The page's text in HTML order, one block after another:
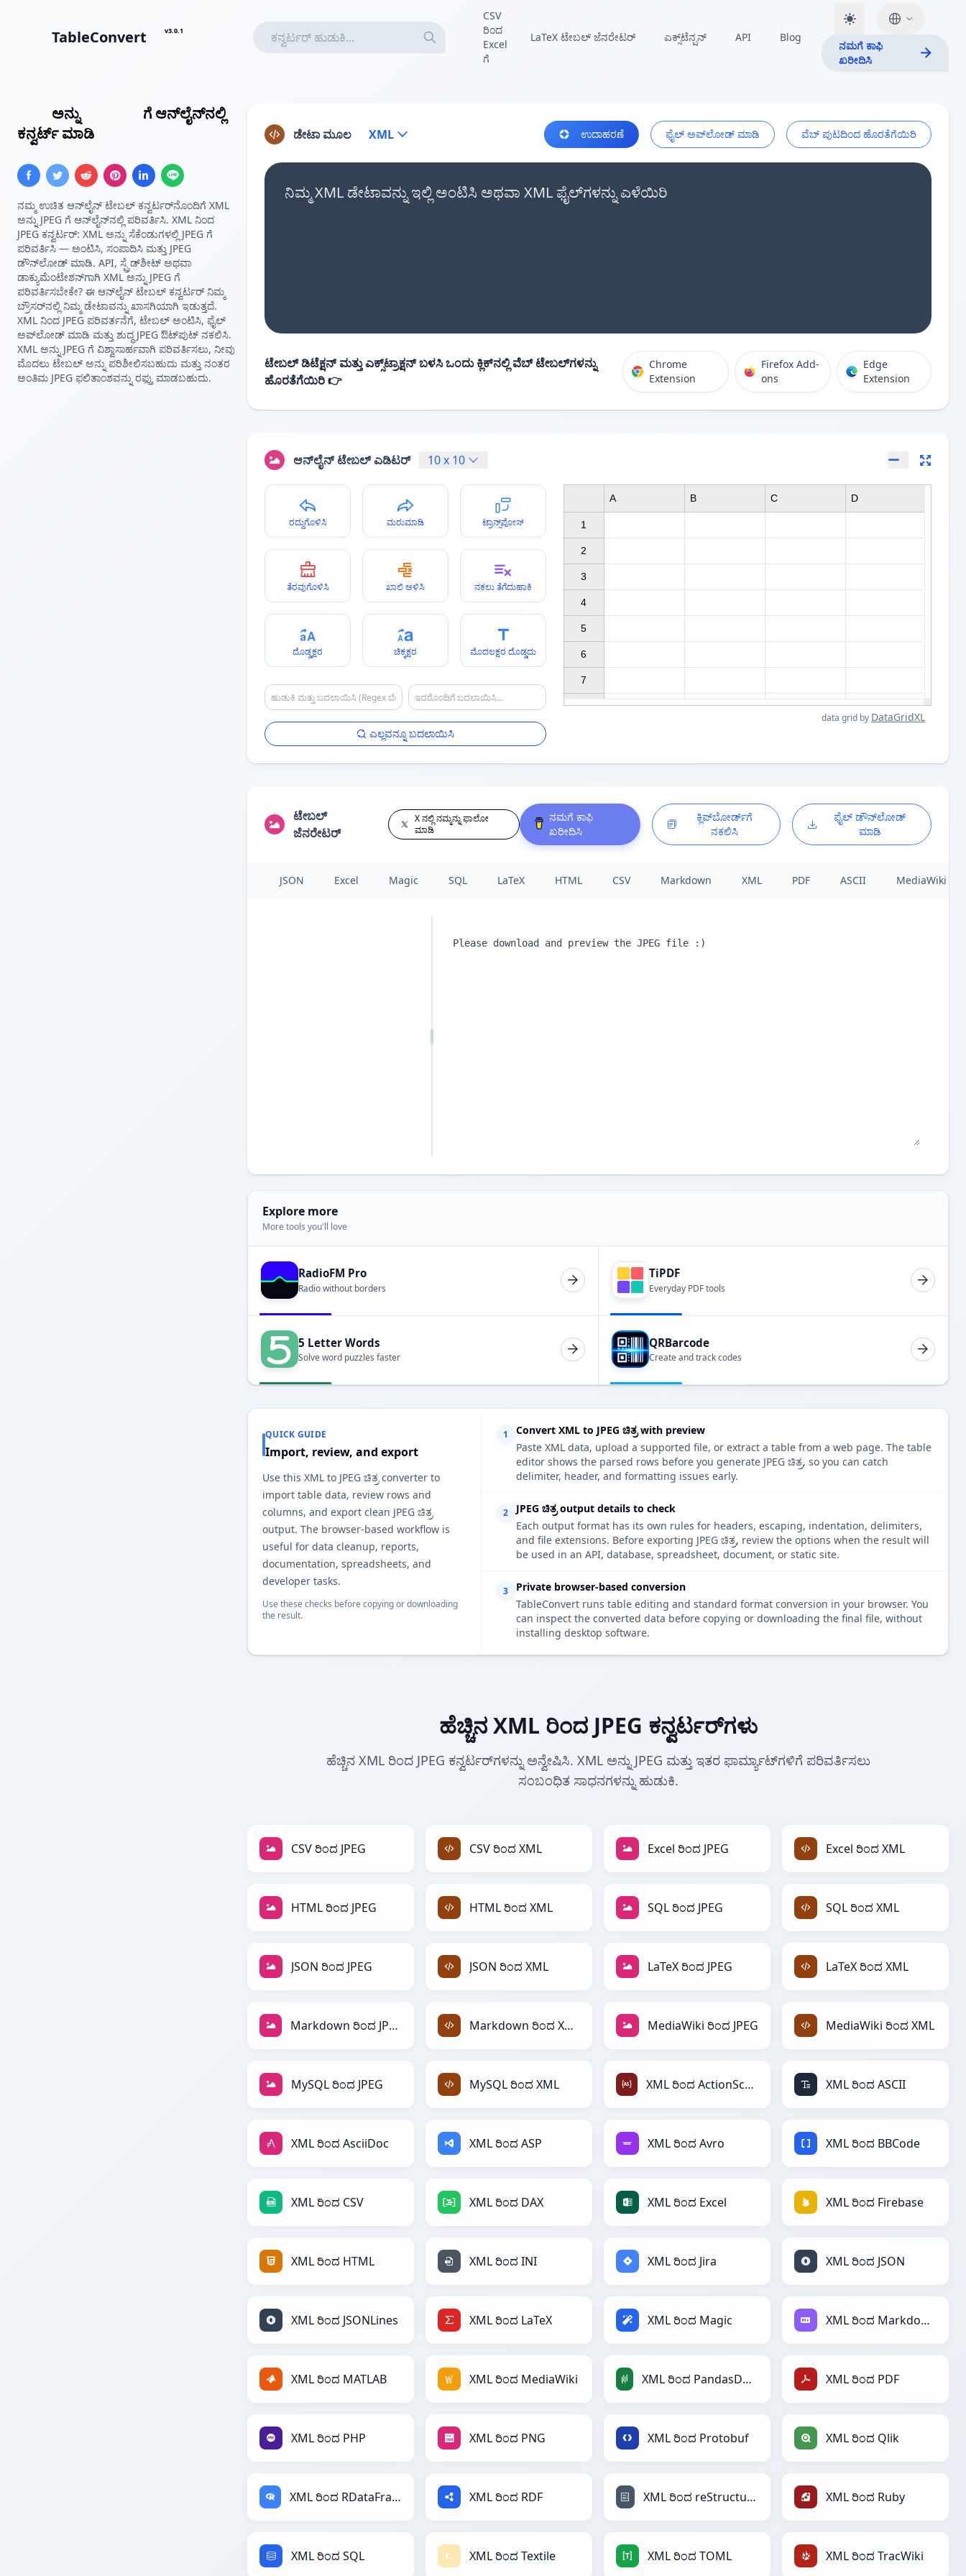
TableConvert v3.0.1
CSV
ರಿಂದ
Excel
ಗೆ
LaTeX ಟೇಬಲ್ ಜೆನರೇಟರ್ ಎಕ್ಸ್‌ಟೆನ್ಷನ್ API Blog
ನಮಗೆ ಕಾಫಿ
ಖರೀದಿಸಿ
ಅನ್ನು
ಗೆ ಆನ್‌ಲೈನ್‌ನಲ್ಲಿ
ಕನ್ವರ್ಟ್ ಮಾಡಿ
ನಮ್ಮ ಉಚಿತ ಆನ್‌ಲೈನ್ ಟೇಬಲ್ ಕನ್ವರ್ಟರ್‌ನೊಂದಿಗೆ XML
ಅನ್ನು JPEG ಗೆ ಆನ್‌ಲೈನ್‌ನಲ್ಲಿ ಪರಿವರ್ತಿಸಿ. XML ನಿಂದ
JPEG ಕನ್ವರ್ಟರ್: XML ಅನ್ನು ಸೆಕೆಂಡುಗಳಲ್ಲಿ JPEG ಗೆ
ಪರಿವರ್ತಿಸಿ — ಅಂಟಿಸಿ, ಸಂಪಾದಿಸಿ ಮತ್ತು JPEG
ಡೌನ್‌ಲೋಡ್ ಮಾಡಿ. API, ಸ್ಪ್ರೆಡ್‌ಶೀಟ್ ಅಥವಾ
ಡಾಕ್ಯುಮೆಂಟೇಶನ್‌ಗಾಗಿ XML ಅನ್ನು JPEG ಗೆ
ಪರಿವರ್ತಿಸಬೇಕೇ? ಈ ಆನ್‌ಲೈನ್ ಟೇಬಲ್ ಕನ್ವರ್ಟರ್ ನಿಮ್ಮ
ಬ್ರೌಸರ್‌ನಲ್ಲಿ ನಿಮ್ಮ ಡೇಟಾವನ್ನು ಖಾಸಗಿಯಾಗಿ ಇಡುತ್ತದೆ.
XML ನಿಂದ JPEG ಪರಿವರ್ತನೆಗೆ, ಟೇಬಲ್ ಅಂಟಿಸಿ, ಫೈಲ್
ಅಪ್‌ಲೋಡ್ ಮಾಡಿ ಮತ್ತು ಶುದ್ಧ JPEG ಔಟ್‌ಪುಟ್ ನಕಲಿಸಿ.
XML ಅನ್ನು JPEG ಗೆ ವಿಶ್ವಾಸಾರ್ಹವಾಗಿ ಪರಿವರ್ತಿಸಲು, ನೀವು
ಮೊದಲು ಟೇಬಲ್ ಅನ್ನು ಪರಿಶೀಲಿಸಬಹುದು ಮತ್ತು ನಂತರ
ಅಂತಿಮ JPEG ಫಲಿತಾಂಶವನ್ನು ರಫ್ತು ಮಾಡಬಹುದು.
ಡೇಟಾ ಮೂಲ XML ಉದಾಹರಣೆ ಫೈಲ್ ಅಪ್‌ಲೋಡ್ ಮಾಡಿ ವೆಬ್ ಪುಟದಿಂದ ಹೊರತೆಗೆಯಿರಿ
ನಿಮ್ಮ XML ಡೇಟಾವನ್ನು ಇಲ್ಲಿ ಅಂಟಿಸಿ ಅಥವಾ XML ಫೈಲ್‌ಗಳನ್ನು ಎಳೆಯಿರಿ
ಟೇಬಲ್ ಡಿಟೆಕ್ಷನ್ ಮತ್ತು ಎಕ್ಸ್‌ಟ್ರಾಕ್ಷನ್ ಬಳಸಿ ಒಂದು ಕ್ಲಿಕ್‌ನಲ್ಲಿ ವೆಬ್ ಟೇಬಲ್‌ಗಳನ್ನು
ಹೊರತೆಗೆಯಿರಿ 👉
Chrome
Extension
Firefox Add-
ons
Edge
Extension
ಆನ್‌ಲೈನ್ ಟೇಬಲ್ ಎಡಿಟರ್ 10x 10
ರದ್ದುಗೊಳಿಸಿ ಮರುಮಾಡಿ ಟ್ರಾನ್ಸ್‌ಪೋಸ್
ತೆರವುಗೊಳಿಸಿ ಖಾಲಿ ಅಳಿಸಿ ನಕಲು ತೆಗೆದುಹಾಕಿ
ದೊಡ್ಡಕ್ಷರ ಚಿಕ್ಕಕ್ಷರ ಮೊದಲಕ್ಷರ ದೊಡ್ಡದು
ಎಲ್ಲವನ್ನೂ ಬದಲಾಯಿಸಿ
1
2
3
4
5
6
7
A B C D
data grid by DataGridXL
ಟೇಬಲ್
ಜೆನರೇಟರ್
X ನಲ್ಲಿ ನಮ್ಮನ್ನು ಫಾಲೋ
ಮಾಡಿ
ನಮಗೆ ಕಾಫಿ
ಖರೀದಿಸಿ
ಕ್ಲಿಪ್‌ಬೋರ್ಡ್‌ಗೆ
ನಕಲಿಸಿ
ಫೈಲ್ ಡೌನ್‌ಲೋಡ್
ಮಾಡಿ
JSON Excel Magic SQL LaTeX HTML CSV Markdown XML PDF ASCII MediaWiki
Explore more
More tools you'll love
RadioFM Pro
Radio without borders
TiPDF
Everyday PDF tools
5 Letter Words
Solve word puzzles faster
QRBarcode
Create and track codes
QUICK GUIDE
Import, review, and export
Use this XML to JPEG ಚಿತ್ರ converter to
import table data, review rows and
columns, and export clean JPEG ಚಿತ್ರ
output. The browser-based workflow is
useful for data cleanup, reports,
documentation, spreadsheets, and
developer tasks.
Use these checks before copying or downloading
the result.
1
Convert XML to JPEG ಚಿತ್ರ with preview
Paste XML data, upload a supported file, or extract a table from a web page. The table
editor shows the parsed rows before you generate JPEG ಚಿತ್ರ, so you can catch
delimiter, header, and formatting issues early.
2
JPEG ಚಿತ್ರ output details to check
Each output format has its own rules for headers, escaping, indentation, delimiters,
and file extensions. Before exporting JPEG ಚಿತ್ರ, review the options when the result will
be used in an API, database, spreadsheet, document, or static site.
3
Private browser-based conversion
TableConvert runs table editing and standard format conversion in your browser. You
can inspect the converted data before copying or downloading the final file, without
installing desktop software.
ಹೆಚ್ಚಿನ XML ರಿಂದ JPEG ಕನ್ವರ್ಟರ್‌ಗಳು
ಹೆಚ್ಚಿನ XML ರಿಂದ JPEG ಕನ್ವರ್ಟರ್‌ಗಳನ್ನು ಅನ್ವೇಷಿಸಿ. XML ಅನ್ನು JPEG ಮತ್ತು ಇತರ ಫಾರ್ಮ್ಯಾಟ್‌ಗಳಿಗೆ ಪರಿವರ್ತಿಸಲು
ಸಂಬಂಧಿತ ಸಾಧನಗಳನ್ನು ಹುಡುಕಿ.
CSV ರಿಂದ JPEG CSV ರಿಂದ XML Excel ರಿಂದ JPEG Excel ರಿಂದ XML
HTML ರಿಂದ JPEG HTML ರಿಂದ XML SQL ರಿಂದ JPEG SQL ರಿಂದ XML
JSON ರಿಂದ JPEG JSON ರಿಂದ XML LaTeX ರಿಂದ JPEG LaTeX ರಿಂದ XML
Markdown ರಿಂದ JPEG Markdown ರಿಂದ XML MediaWiki ರಿಂದ JPEG MediaWiki ರಿಂದ XML
MySQL ರಿಂದ JPEG MySQL ರಿಂದ XML XML ರಿಂದ ActionScript XML ರಿಂದ ASCII
XML ರಿಂದ AsciiDoc XML ರಿಂದ ASP XML ರಿಂದ Avro XML ರಿಂದ BBCode
XML ರಿಂದ CSV XML ರಿಂದ DAX XML ರಿಂದ Excel XML ರಿಂದ Firebase
XML ರಿಂದ HTML XML ರಿಂದ INI XML ರಿಂದ Jira XML ರಿಂದ JSON
XML ರಿಂದ JSONLines XML ರಿಂದ LaTeX XML ರಿಂದ Magic XML ರಿಂದ Markdown
XML ರಿಂದ MATLAB XML ರಿಂದ MediaWiki XML ರಿಂದ PandasDataFrame XML ರಿಂದ PDF
XML ರಿಂದ PHP XML ರಿಂದ PNG XML ರಿಂದ Protobuf XML ರಿಂದ Qlik
XML ರಿಂದ RDataFrame XML ರಿಂದ RDF XML ರಿಂದ reStructuredText XML ರಿಂದ Ruby
XML ರಿಂದ SQL XML ರಿಂದ Textile XML ರಿಂದ TOML XML ರಿಂದ TracWiki